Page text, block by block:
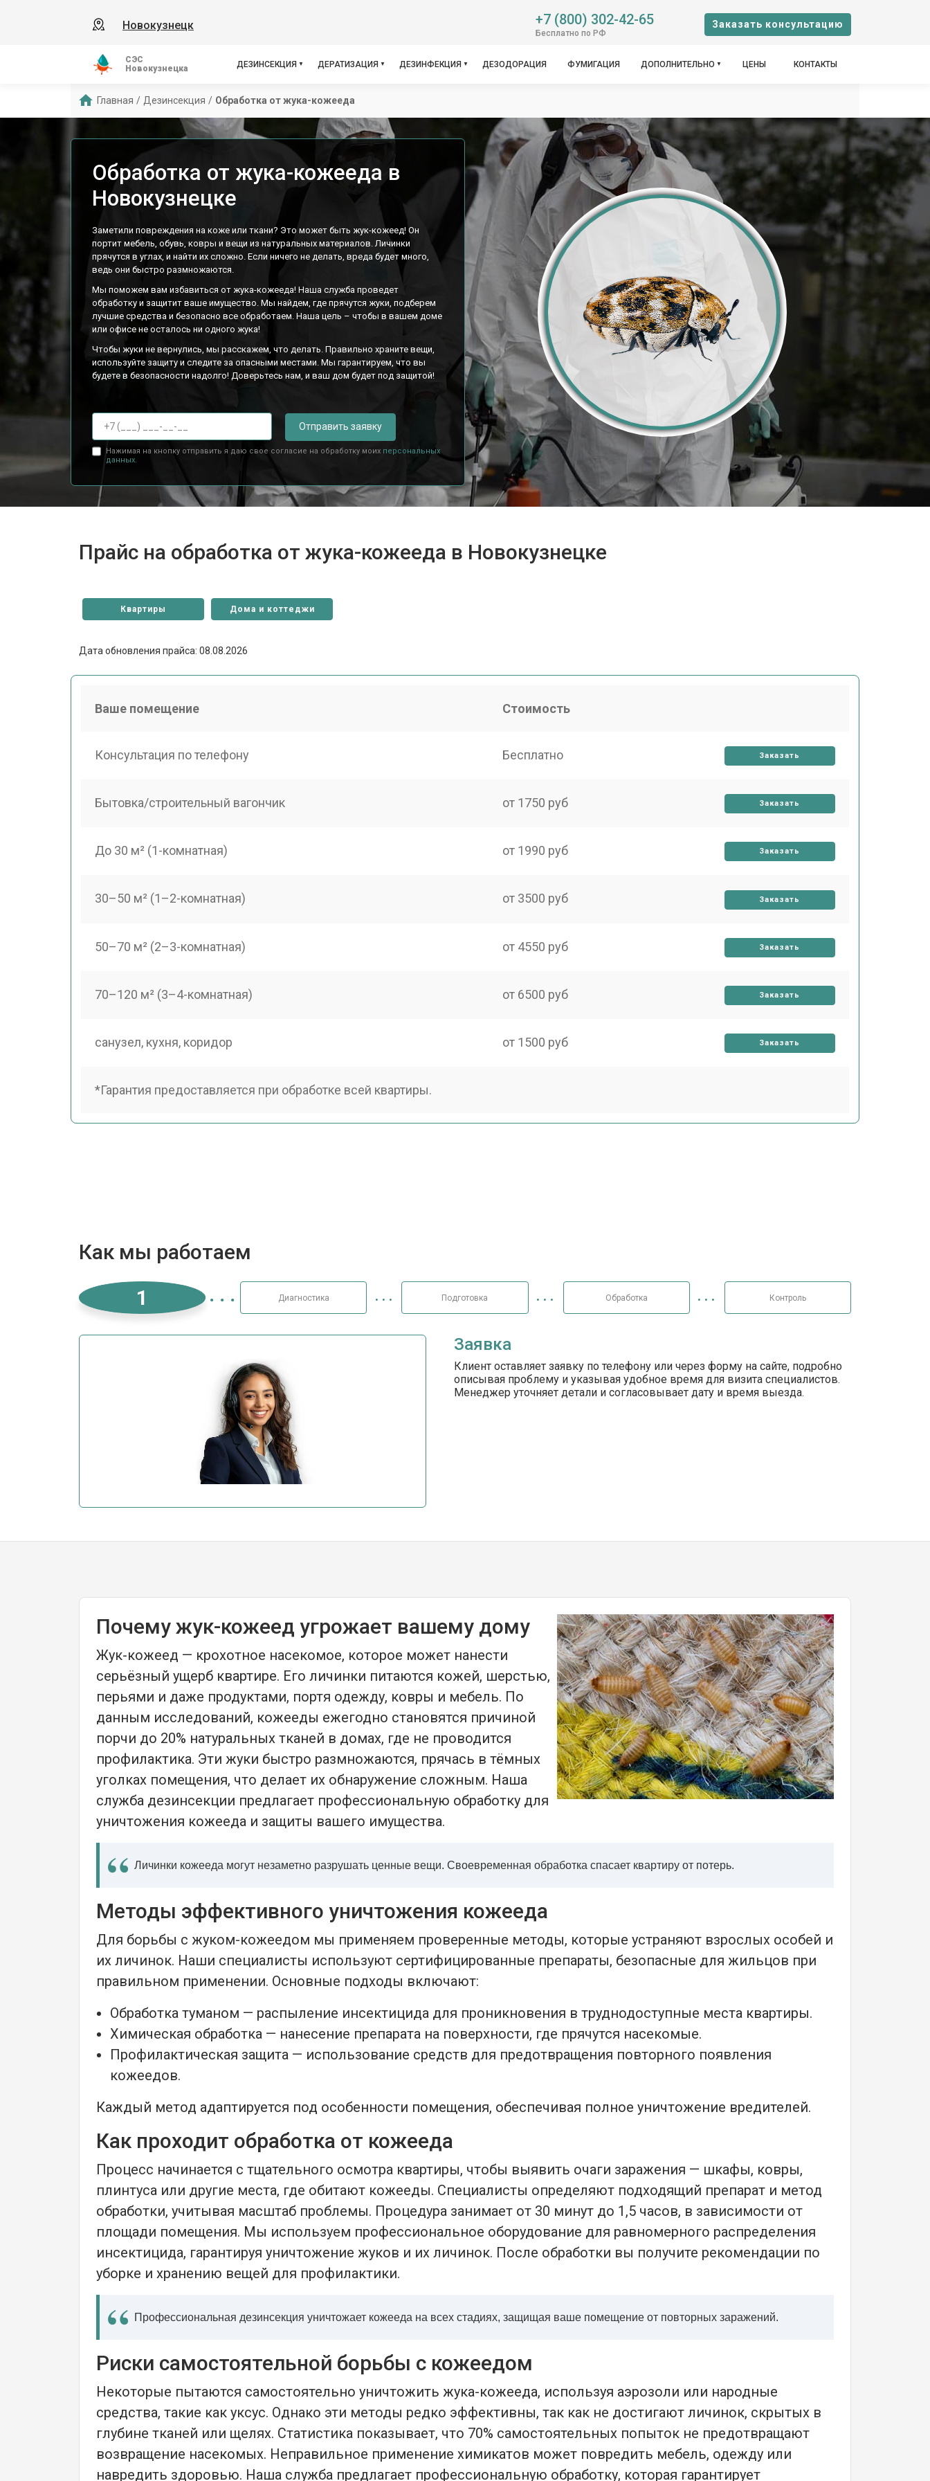
Новокузнецк +7 (800) 302-42-65
Бесплатно по РФ
Заказать консультацию
СЭС
Новокузнецка
ДЕЗИНСЕКЦИЯ ДЕРАТИЗАЦИЯ ДЕЗИНФЕКЦИЯ ДЕЗОДОРАЦИЯ ДОПОЛНИТЕЛЬНО
ФУМИГАЦИЯ ЦЕНЫ КОНТАКТЫ
Главная / Дезинсекция / Обработка от жука-кожееда
Обработка от жука-кожееда в
Новокузнецке
Заметили повреждения на коже или ткани? Это может быть жук-кожеед! Он
портит мебель, обувь, ковры и вещи из натуральных материалов. Личинки
прячутся в углах, и найти их сложно. Если ничего не делать, вреда будет много,
ведь они быстро размножаются.
Мы поможем вам избавиться от жука-кожееда! Наша служба проведет
обработку и защитит ваше имущество. Мы найдем, где прячутся жуки, подберем
лучшие средства и безопасно все обработаем. Наша цель – чтобы в вашем доме
или офисе не осталось ни одного жука!
Чтобы жуки не вернулись, мы расскажем, что делать. Правильно храните вещи,
используйте защиту и следите за опасными местами. Мы гарантируем, что вы
будете в безопасности надолго! Доверьтесь нам, и ваш дом будет под защитой!
Отправить заявку
Нажимая на кнопку отправить я даю свое согласие на обработку моих персональных
данных.
Прайс на обработка от жука-кожееда в Новокузнецке
Квартиры Дома и коттеджи
Дата обновления прайса: 08.08.2026
Ваше помещение Стоимость
Консультация по телефону Бесплатно Заказать
Бытовка/строительный вагончик от 1750 руб Заказать
До 30 м² (1-комнатная) от 1990 руб Заказать
30–50 м² (1–2-комнатная) от 3500 руб Заказать
50–70 м² (2–3-комнатная) от 4550 руб Заказать
70–120 м² (3–4-комнатная) от 6500 руб Заказать
санузел, кухня, коридор от 1500 руб Заказать
*Гарантия предоставляется при обработке всей квартиры.
Как мы работаем
1
Диагностика Подготовка Обработка Контроль
Заявка
Клиент оставляет заявку по телефону или через форму на сайте, подробно
описывая проблему и указывая удобное время для визита специалистов.
Менеджер уточняет детали и согласовывает дату и время выезда.
Почему жук-кожеед угрожает вашему дому
Жук-кожеед — крохотное насекомое, которое может нанести
серьёзный ущерб квартире. Его личинки питаются кожей, шерстью,
перьями и даже продуктами, портя одежду, ковры и мебель. По
данным исследований, кожееды ежегодно становятся причиной
порчи до 20% натуральных тканей в домах, где не проводится
профилактика. Эти жуки быстро размножаются, прячась в тёмных
уголках помещения, что делает их обнаружение сложным. Наша
служба дезинсекции предлагает профессиональную обработку для
уничтожения кожееда и защиты вашего имущества.
Личинки кожееда могут незаметно разрушать ценные вещи. Своевременная обработка спасает квартиру от потерь.
Методы эффективного уничтожения кожееда
Для борьбы с жуком-кожеедом мы применяем проверенные методы, которые устраняют взрослых особей и
их личинок. Наши специалисты используют сертифицированные препараты, безопасные для жильцов при
правильном применении. Основные подходы включают:
Обработка туманом — распыление инсектицида для проникновения в труднодоступные места квартиры.
Химическая обработка — нанесение препарата на поверхности, где прячутся насекомые.
Профилактическая защита — использование средств для предотвращения повторного появления
кожеедов.
Каждый метод адаптируется под особенности помещения, обеспечивая полное уничтожение вредителей.
Как проходит обработка от кожееда
Процесс начинается с тщательного осмотра квартиры, чтобы выявить очаги заражения — шкафы, ковры,
плинтуса или другие места, где обитают кожееды. Специалисты определяют подходящий препарат и метод
обработки, учитывая масштаб проблемы. Процедура занимает от 30 минут до 1,5 часов, в зависимости от
площади помещения. Мы используем профессиональное оборудование для равномерного распределения
инсектицида, гарантируя уничтожение жуков и их личинок. После обработки вы получите рекомендации по
уборке и хранению вещей для профилактики.
Профессиональная дезинсекция уничтожает кожееда на всех стадиях, защищая ваше помещение от повторных заражений.
Риски самостоятельной борьбы с кожеедом
Некоторые пытаются самостоятельно уничтожить жука-кожееда, используя аэрозоли или народные
средства, такие как уксус. Однако эти методы редко эффективны, так как не достигают личинок, скрытых в
глубине тканей или щелях. Статистика показывает, что 70% самостоятельных попыток не предотвращают
возвращение насекомых. Неправильное применение химикатов может повредить мебель, одежду или
навредить здоровью. Наша служба предлагает профессиональную обработку, которая гарантирует